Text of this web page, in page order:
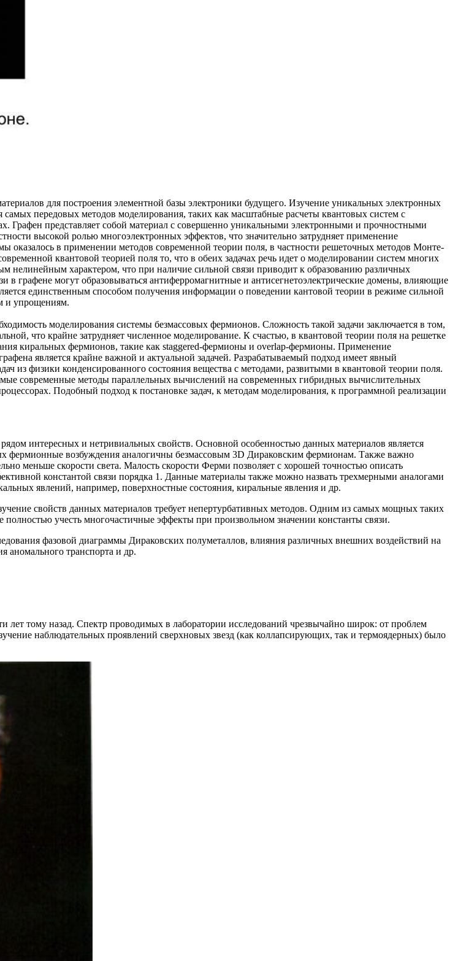
для построения элементной базы электроники будущего. Изучение уникальных электронных
передовых методов моделирования, таких как масштабные расчеты квантовых систем с
представляет собой материал с совершенно уникальными электронными и прочностными
высокой ролью многоэлектронных эффектов, что значительно затрудняет применение
оказалось в применении методов современной теории поля, в частности решеточных методов Монте-
квантовой теорией поля то, что в обеих задачах речь идет о моделировании систем многих
нелинейным характером, что при наличие сильной связи приводит к образованию различных
в графене могут образовываться антиферромагнитные и антисегнетоэлектрические домены, влияющие
единственным способом получения информации о поведении кантовой теории в режиме сильной
и упрощениям.
моделирования системы безмассовых фермионов. Сложность такой задачи заключается в том,
что крайне затрудняет численное моделирование. К счастью, в квантовой теории поля на решетке
киральных фермионов, такие как staggered-фермионы и overlap-фермионы. Применение
является крайне важной и актуальной задачей. Разрабатываемый подход имеет явный
из физики конденсированного состояния вещества с методами, развитыми в квантовой теории поля.
современные методы параллельных вычислений на современных гибридных вычислительных
Подобный подход к постановке задач, к методам моделирования, к программной реализации
интересных и нетривиальных свойств. Основной особенностью данных материалов является
фермионные возбуждения аналогичны безмассовым 3D Дираковским фермионам. Также важно
меньше скорости света. Малость скорости Ферми позволяет с хорошей точностью описать
константой связи порядка 1. Данные материалы также можно назвать трехмерными аналогами
явлений, например, поверхностные состояния, киральные явления и др.
свойств данных материалов требует непертурбативных методов. Одним из самых мощных таких
учесть многочастичные эффекты при произвольном значении константы связи.
фазовой диаграммы Дираковских полуметаллов, влияния различных внешних воздействий на
аномального транспорта и др.
тому назад. Спектр проводимых в лаборатории исследований чрезвычайно широк: от проблем
наблюдательных проявлений сверхновых звезд (как коллапсирующих, так и термоядерных) было